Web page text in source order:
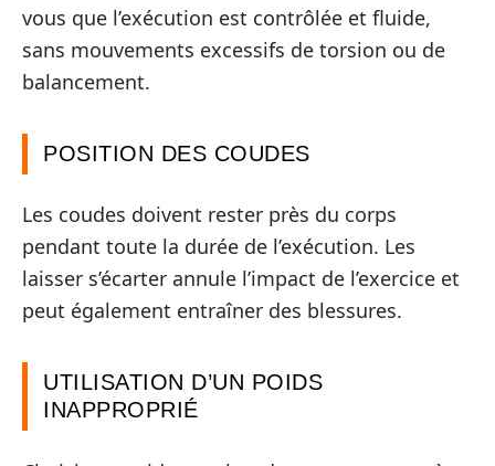
vous que l’exécution est contrôlée et fluide,
sans mouvements excessifs de torsion ou de
balancement.
POSITION DES COUDES
Les coudes doivent rester près du corps
pendant toute la durée de l’exécution. Les
laisser s’écarter annule l’impact de l’exercice et
peut également entraîner des blessures.
UTILISATION D’UN POIDS
INAPPROPRIÉ